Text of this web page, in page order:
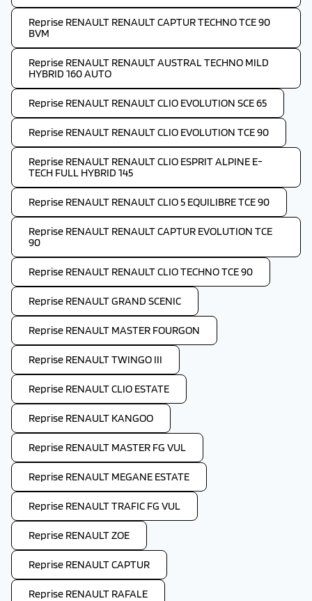
Reprise RENAULT RENAULT CAPTUR TECHNO TCE 90
BVM
Reprise RENAULT RENAULT AUSTRAL TECHNO MILD
HYBRID 160 AUTO
Reprise RENAULT RENAULT CLIO EVOLUTION SCE 65
Reprise RENAULT RENAULT CLIO EVOLUTION TCE 90
Reprise RENAULT RENAULT CLIO ESPRIT ALPINE E-
TECH FULL HYBRID 145
Reprise RENAULT RENAULT CLIO 5 EQUILIBRE TCE 90
Reprise RENAULT RENAULT CAPTUR EVOLUTION TCE
90
Reprise RENAULT RENAULT CLIO TECHNO TCE 90
Reprise RENAULT GRAND SCENIC
Reprise RENAULT MASTER FOURGON
Reprise RENAULT TWINGO III
Reprise RENAULT CLIO ESTATE
Reprise RENAULT KANGOO
Reprise RENAULT MASTER FG VUL
Reprise RENAULT MEGANE ESTATE
Reprise RENAULT TRAFIC FG VUL
Reprise RENAULT ZOE
Reprise RENAULT CAPTUR
Reprise RENAULT RAFALE